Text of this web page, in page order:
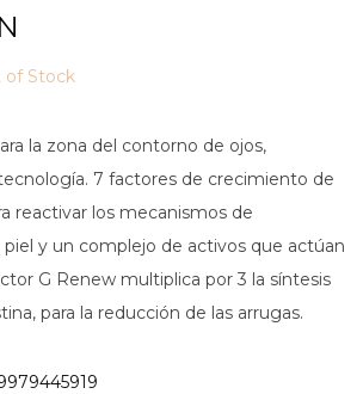
of Stock
la zona del contorno de ojos,
7 factores de crecimiento de
reactivar los mecanismos de
piel y un complejo de activos que actúan
G Renew multiplica por 3 la síntesis
para la reducción de las arrugas.